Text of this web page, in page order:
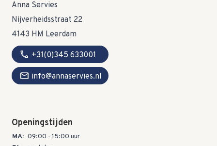
Anna Servies
Nijverheidsstraat 22
4143 HM Leerdam
call +31(0)345 633001
mail info@annaservies.nl
Openingstijden
MA: 09:00 - 15:00 uur